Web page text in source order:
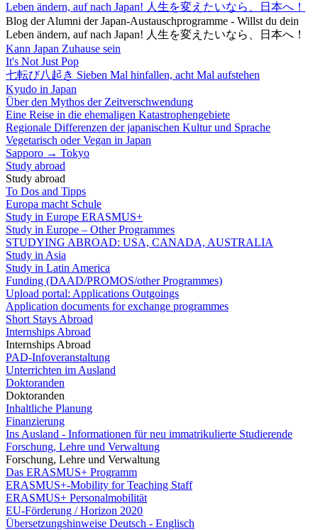
Leben ändern, auf nach Japan! 人生を変えたいなら、日本へ！
Blog der Alumni der Japan-Austauschprogramme - Willst du dein
Leben ändern, auf nach Japan! 人生を変えたいなら、日本へ！
Kann Japan Zuhause sein
It's Not Just Pop
七転び八起き Sieben Mal hinfallen, acht Mal aufstehen
Kyudo in Japan
Über den Mythos der Zeitverschwendung
Eine Reise in die ehemaligen Katastrophengebiete
Regionale Differenzen der japanischen Kultur und Sprache
Vegetarisch oder Vegan in Japan
Sapporo → Tokyo
Study abroad
Study abroad
To Dos and Tipps
Europa macht Schule
Study in Europe ERASMUS+
Study in Europe – Other Programmes
STUDYING ABROAD: USA, CANADA, AUSTRALIA
Study in Asia
Study in Latin America
Funding (DAAD/PROMOS/other Programmes)
Upload portal: Applications Outgoings
Application documents for exchange programmes
Short Stays Abroad
Internships Abroad
Internships Abroad
PAD-Infoveranstaltung
Unterrichten im Ausland
Doktoranden
Doktoranden
Inhaltliche Planung
Finanzierung
Ins Ausland - Informationen für neu immatrikulierte Studierende
Forschung, Lehre und Verwaltung
Forschung, Lehre und Verwaltung
Das ERASMUS+ Programm
ERASMUS+-Mobility for Teaching Staff
ERASMUS+ Personalmobilität
EU-Förderung / Horizon 2020
Übersetzungshinweise Deutsch - Englisch